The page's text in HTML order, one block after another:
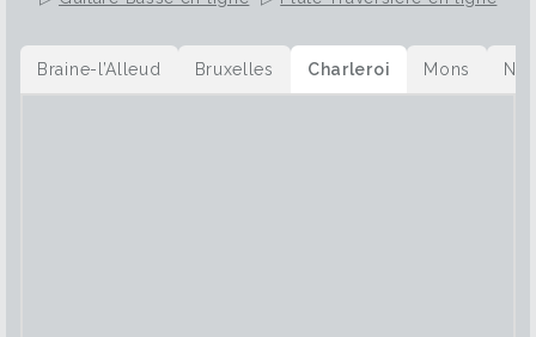
Braine-l’Alleud Bruxelles Charleroi Mons